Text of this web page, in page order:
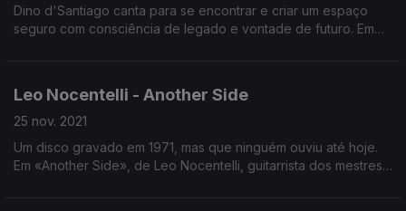
Dino d'Santiago canta para se encontrar e criar um espaço
seguro com consciência de legado e vontade de futuro. Em
Leo Nocentelli - Another Side
25 nov. 2021
Um disco gravado em 1971, mas que ninguém ouviu até hoje.
Em «Another Side», de Leo Nocentelli, guitarrista dos mestres